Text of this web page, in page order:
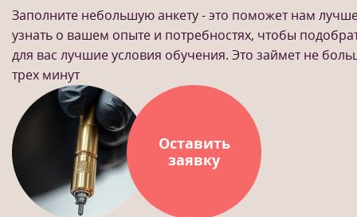
Заполните небольшую анкету - это поможет нам
узнать о вашем опыте и потребностях, чтобы
для вас лучшие условия обучения. Это займет не
трех минут
Оставить
заявку